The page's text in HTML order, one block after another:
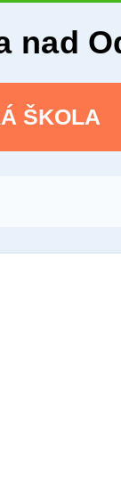
nad
ŠKOLA